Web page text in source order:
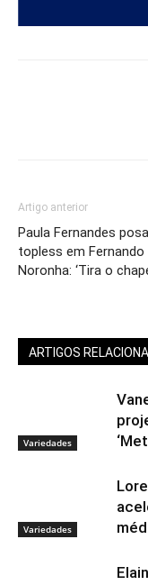
Artigo anterior
Paula Fernandes
topless em Fernando
Noronha: ‘Tira o
ARTIGOS
Variedades
Variedades